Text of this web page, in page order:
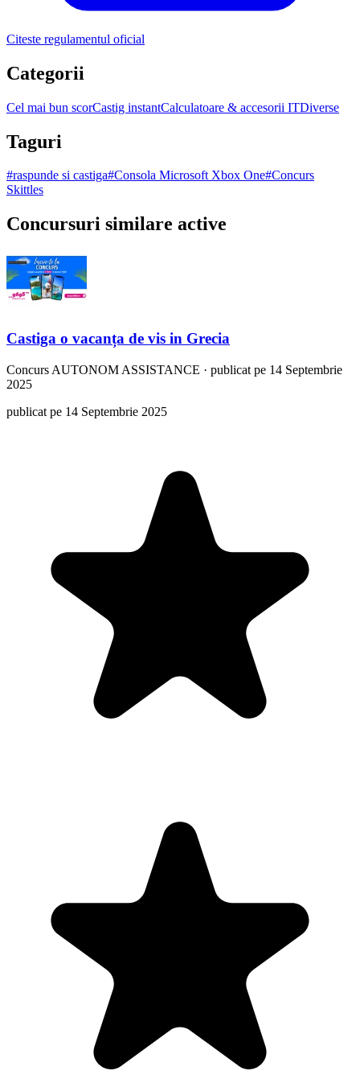
Citeste regulamentul oficial
Categorii
Cel mai bun scorCastig instantCalculatoare & accesorii ITDiverse
Taguri
#raspunde si castiga#Consola Microsoft Xbox One#Concurs
Skittles
Concursuri similare active
Castiga o vacanța de vis in Grecia
Concurs AUTONOM ASSISTANCE · publicat pe 14 Septembrie
2025
publicat pe 14 Septembrie 2025